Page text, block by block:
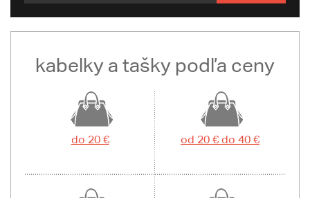
kabelky a tašky podľa ceny
do 20 € od 20 € do 40 €